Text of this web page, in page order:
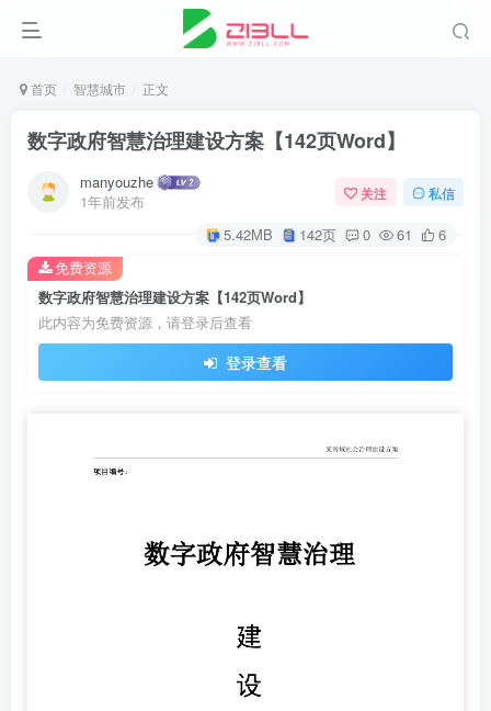
首页 智慧城市 正文
数字政府智慧治理建设方案【142页Word】
manyouzhe
1年前发布
关注 私信
5.42MB 142页 0 61 6
数字政府智慧治理建设方案【142页Word】
此内容为免费资源，请登录后查看
登录查看
免费资源